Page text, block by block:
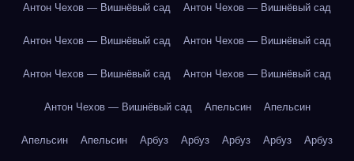
Антон Чехов — Вишнёвый сад Антон Чехов — Вишнёвый сад
Антон Чехов — Вишнёвый сад Антон Чехов — Вишнёвый сад
Антон Чехов — Вишнёвый сад Антон Чехов — Вишнёвый сад
Антон Чехов — Вишнёвый сад Апельсин Апельсин
Апельсин Апельсин Арбуз Арбуз Арбуз Арбуз Арбуз